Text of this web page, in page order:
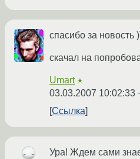
спасибо за новость
скачал на
Umart ★
03.03.2007 10:02:33
Ссылка
Ура! Ждем сами